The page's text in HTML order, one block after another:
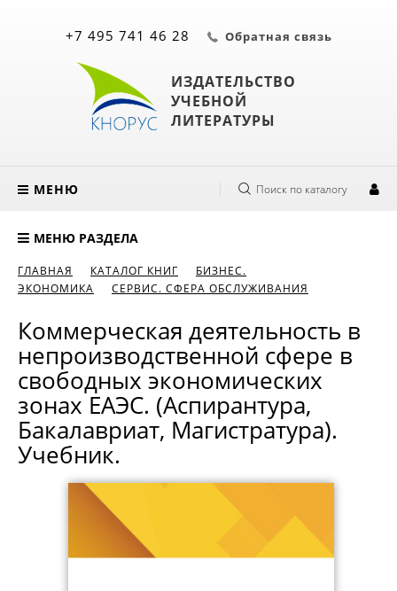
ИЗДАТЕЛЬСТВО
УЧЕБНОЙ
ЛИТЕРАТУРЫ
+7 495 741 46 28 Обратная связь
МЕНЮ Поиск по каталогу
МЕНЮ РАЗДЕЛА
ГЛАВНАЯ КАТАЛОГ КНИГ
БИЗНЕС.
ЭКОНОМИКА
СЕРВИС. СФЕРА ОБСЛУЖИВАНИЯ
Коммерческая деятельность в
непроизводственной сфере в
свободных экономических
зонах ЕАЭС. (Аспирантура,
Бакалавриат, Магистратура).
Учебник.